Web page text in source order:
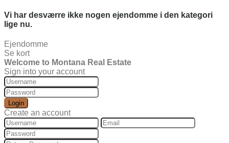
Vi har desværre ikke nogen ejendomme i den kategori
lige nu.
Ejendomme
Se kort
Welcome to Montana Real Estate
Sign into your account
Login
Create an account